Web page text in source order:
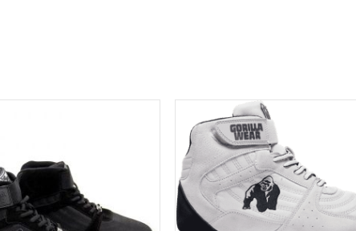
flere
varianter.
Alternativene
Dette
produktet
har
flere
varianter.
Alternativene